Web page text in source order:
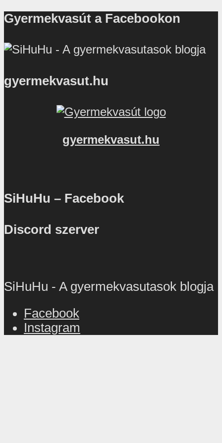
Gyermekvasút a Facebookon
gyermekvasut.hu
gyermekvasut.hu
SiHuHu – Facebook
Discord szerver
SiHuHu - A gyermekvasutasok blogja
Facebook
Instagram